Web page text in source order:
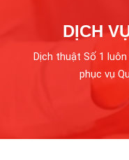
DỊCH
Dịch thuật Số 1
phục vụ